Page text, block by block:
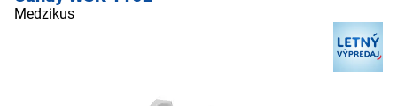
Medzikus